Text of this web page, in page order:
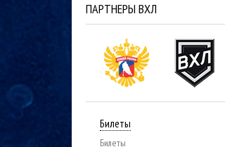
ПАРТНЕРЫ ВХЛ
Билеты
Билеты